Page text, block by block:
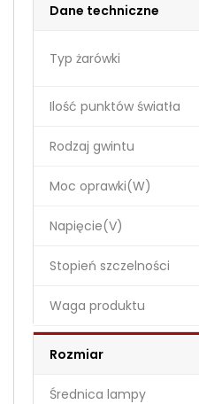
Dane techniczne
Typ żarówki
Ilość punktów światła
Rodzaj gwintu
Moc oprawki(W)
Napięcie(V)
Stopień szczelności
Waga produktu
Rozmiar
Średnica lampy